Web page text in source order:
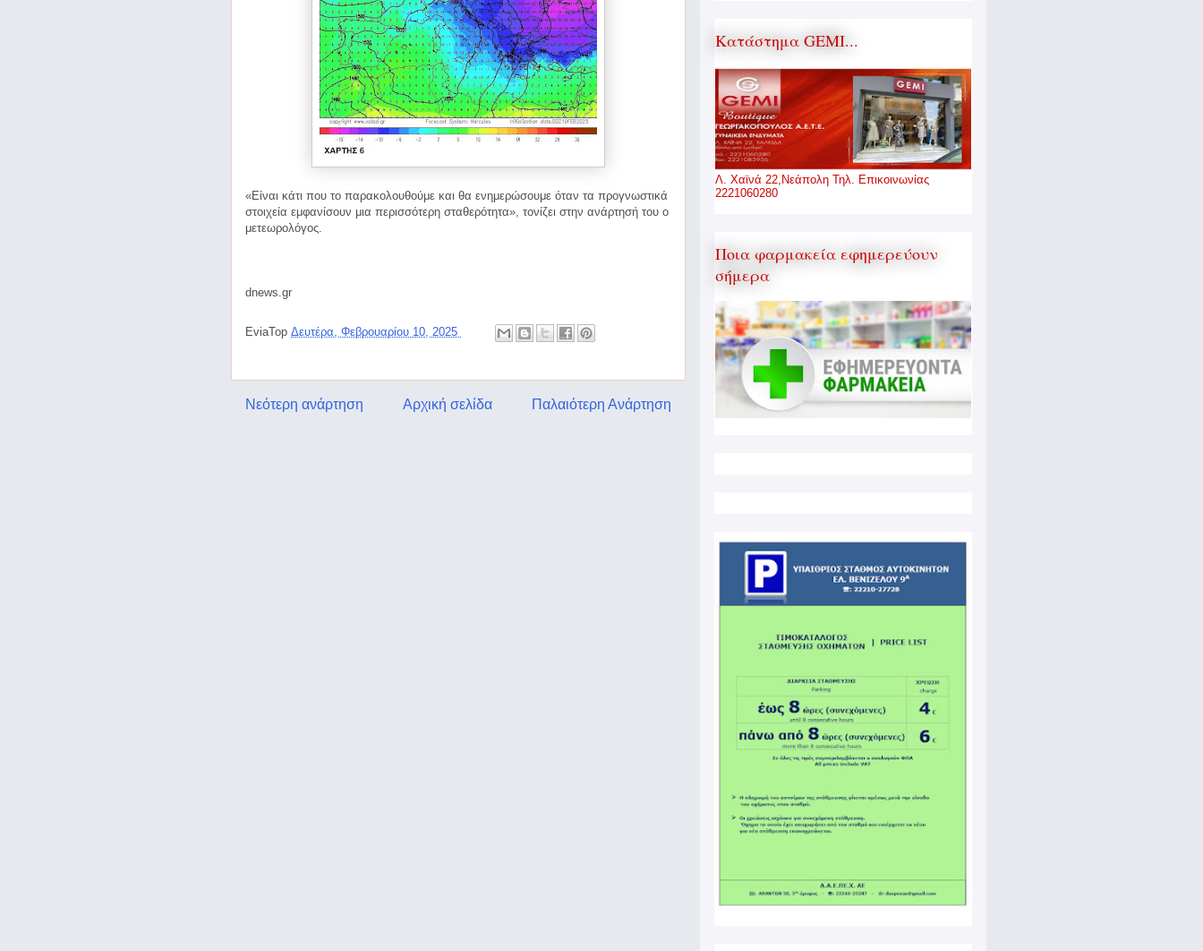
«Είναι κάτι που το παρακολουθούμε και θα ενημερώσουμε όταν τα προγνωστικά
στοιχεία εμφανίσουν μια περισσότερη σταθερότητα», τονίζει στην ανάρτησή του ο
μετεωρολόγος.
dnews.gr
EviaTop Δευτέρα, Φεβρουαρίου 10, 2025
Νεότερη ανάρτηση Παλαιότερη Ανάρτηση
Αρχική σελίδα
Κατάστημα GEMI...
Λ. Χαϊνά 22,Νεάπολη Τηλ. Επικοινωνίας
2221060280
Ποια φαρμακεία εφημερεύουν
σήμερα